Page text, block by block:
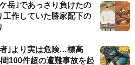
岳｣であっさり負けたの
作していた勝家配下の
｣より実は危険…標高
100件超の遭難事故を起